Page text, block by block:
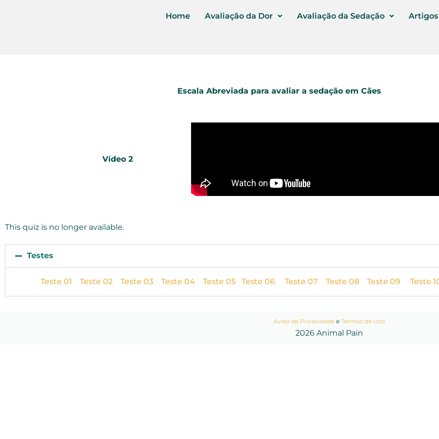
Home Avaliação da Dor Avaliação da Sedação
Escala Abreviada para avaliar a sedação em Cães
Vídeo 2
This quiz is no longer available.
Testes
Teste 01 Teste 02 Teste 03 Teste 04 Teste 05 Teste 06 Teste 07 Teste 08 Teste 09 Teste
Aviso de Privacidade e Termos de Uso
2026 Animal Pain